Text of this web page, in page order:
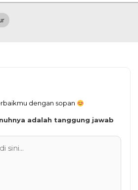
dengan sopan
adalah tanggung jawab